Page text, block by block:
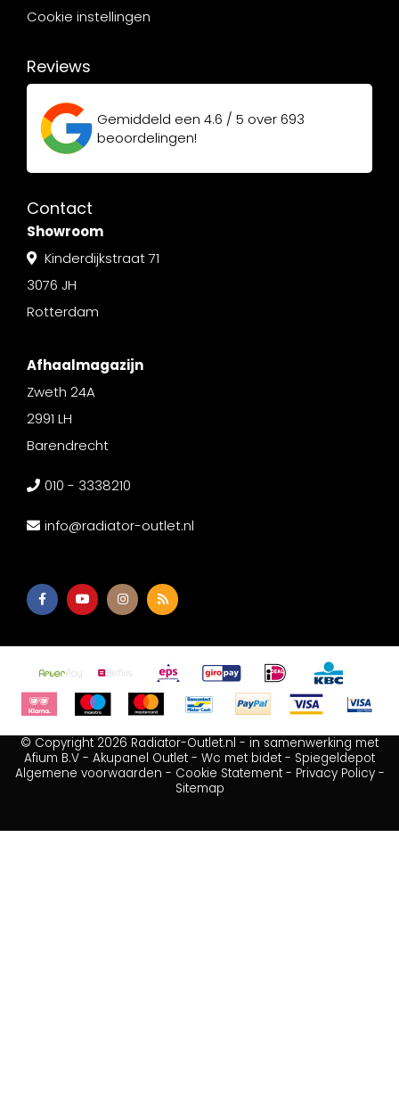
Cookie instellingen
Reviews
Gemiddeld een 4.6 / 5 over693
beoordelingen!
Contact
Showroom
Kinderdijkstraat 71
3076 JH
Rotterdam
Afhaalmagazijn
Zweth 24A
2991 LH
Barendrecht
010 - 3338210
info@radiator-outlet.nl
© Copyright 2026 Radiator-Outlet.nl - in samenwerking met
Afium B.V - Akupanel Outlet - Wc met bidet - Spiegeldepot
Algemene voorwaarden - Cookie Statement- Privacy Policy-
Sitemap